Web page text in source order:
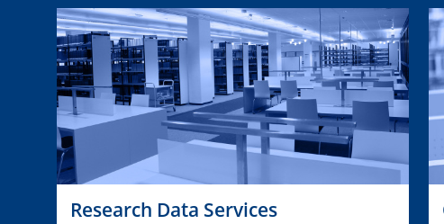
Research Data Services